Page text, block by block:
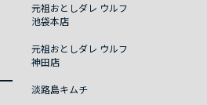
元祖おとしダレ ウルフ
池袋本店
元祖おとしダレ ウルフ
神田店
淡路島キムチ